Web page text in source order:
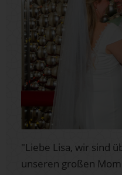
"Liebe Lisa, wir sind
unseren großen